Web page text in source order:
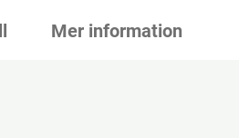
Mer information